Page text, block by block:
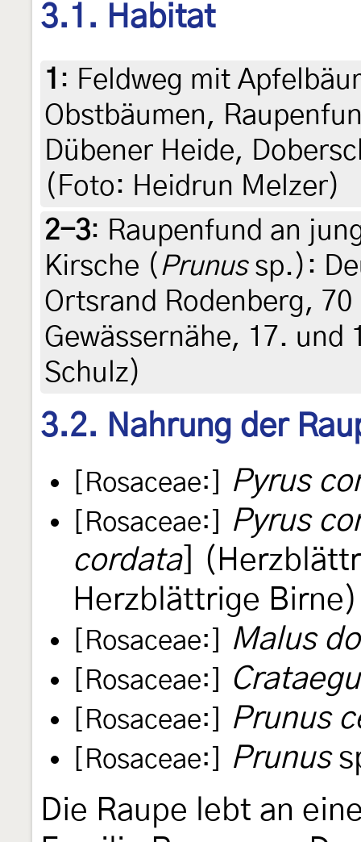
3.1. Habitat
1 : Feldweg mit
Obstbäumen,
Dübener Heide,
(Foto: Heidrun Melzer)
2-3: Raupenfund an
Kirsche ( Prunussp.):
Ortsrand Rodenberg,
Gewässernähe, 17. und
Schulz)
3.2. Nahrung der
[Rosaceae:] Pyrus
[Rosaceae:]
Pyrus
cordata]
Herzblättrige Birne)
[Rosaceae:] Malus
[Rosaceae:]
[Rosaceae:] Prunus
[Rosaceae:] Prunus
Die Raupe lebt an